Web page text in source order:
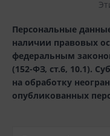
Персональные
наличии правовых
федеральным
(152-ФЗ, ст.6, 10.1).
на обработку
опубликованных